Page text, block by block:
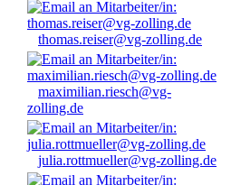
thomas.reiser@vg-zolling.de
maximilian.riesch@vg-
zolling.de
julia.rottmueller@vg-zolling.de